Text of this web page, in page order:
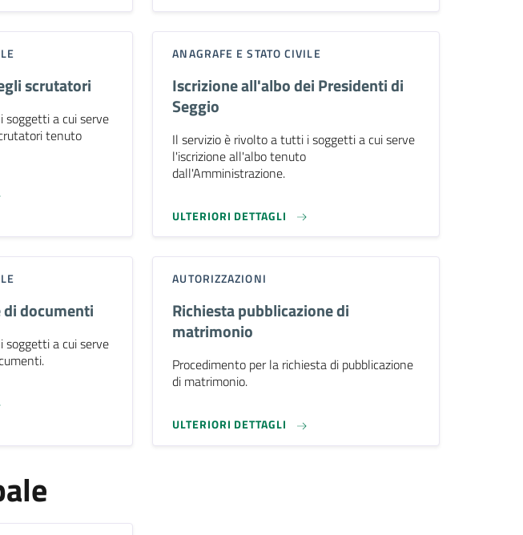
scrutatori
a cui serve
tenuto
ANAGRAFE E STATO CIVILE
Iscrizione all'albo dei Presidenti di
Seggio
Il servizio è rivolto a tutti i soggetti a cui serve
l'iscrizione all'albo tenuto
dall'Amministrazione.
ULTERIORI DETTAGLI
documenti
a cui serve
AUTORIZZAZIONI
Richiesta pubblicazione di
matrimonio
Procedimento per la richiesta di pubblicazione
di matrimonio.
ULTERIORI DETTAGLI